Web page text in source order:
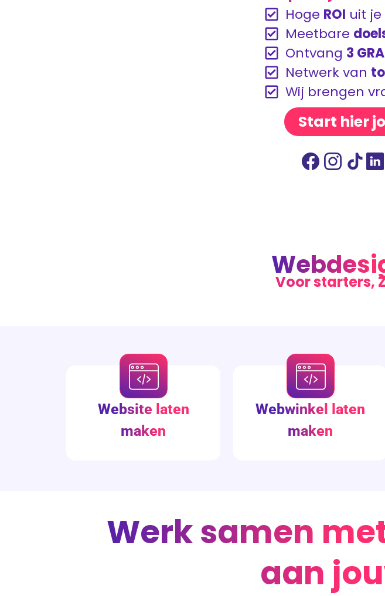
Hoge ROI uit
Meetbare
Ontvang 3
Netwerk van
Wij brengen
Start hier
Voor starters,
Website laten
maken
Webwinkel laten
maken
Werk samen
aan